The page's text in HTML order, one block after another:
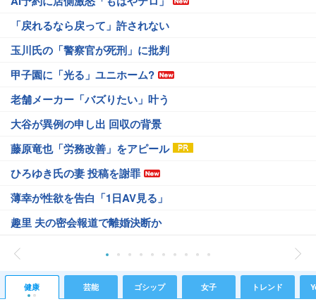
「戻れるなら戻って」許されない
玉川氏の「警察官が死刑」に批判
甲子園に「光る」ユニホーム?
老舗メーカー「バズりたい」叶う
大谷が異例の申し出 回収の背景
藤原竜也「労務改善」をアピール
ひろゆき氏の妻 投稿を謝罪
薄幸が性欲を告白「1日AV見る」
趣里 夫の密会報道で離婚決断か
健康 芸能 ゴシップ 女子 トレンド